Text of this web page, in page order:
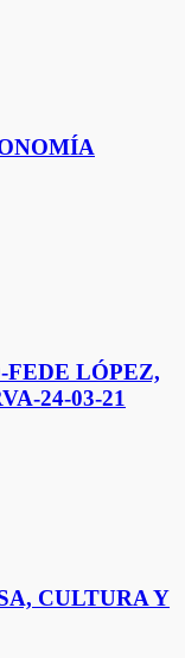
FEDE LÓPEZ,
24-03-21
CULTURA Y